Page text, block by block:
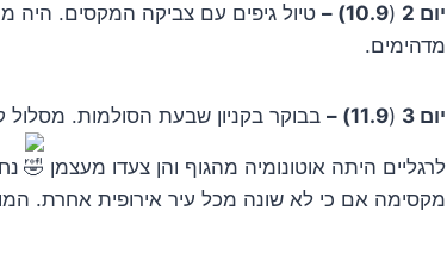
יום 2 (
10.9) –
מדהימים.
יום 3 (
11.9) – בבוקר בקניון שבעת הסולמות.
לרגליים היתה אוטונומיה מהגוף והן צעדו מעצמן
מקסימה אם כי לא שונה מכל עיר אירופית אחרת.